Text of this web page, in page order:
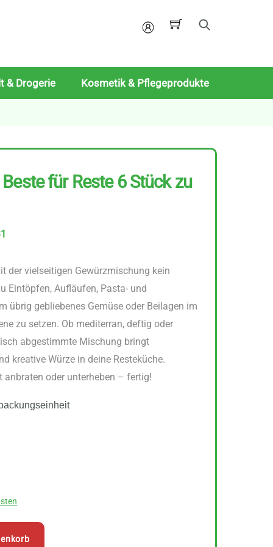
Mein
& Drogerie Kosmetik & Pflegeprodukte
für Reste 6 Stück zu
der vielseitigen Gewürzmischung kein
Eintöpfen, Aufläufen, Pasta- und
übrig gebliebenes Gemüse oder Beilagen im
zu setzen. Ob mediterran, deftig oder
abgestimmte Mischung bringt
kreative Würze in deine Resteküche.
anbraten oder unterheben – fertig!